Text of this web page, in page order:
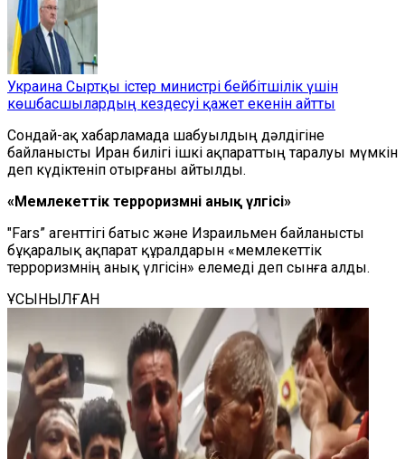
Украина Сыртқы істер министрі бейбітшілік үшін
көшбасшылардың кездесуі қажет екенін айтты
Сондай-ақ хабарламада шабуылдың дәлдігіне
байланысты Иран билігі ішкі ақпараттың таралуы мүмкін
деп күдіктеніп отырғаны айтылды.
«Мемлекеттік терроризмнің анық үлгісі»
"Fars” агенттігі батыс және Израильмен байланысты
бұқаралық ақпарат құралдарын «мемлекеттік
терроризмнің анық үлгісін» елемеді деп сынға алды.
ҰСЫНЫЛҒАН